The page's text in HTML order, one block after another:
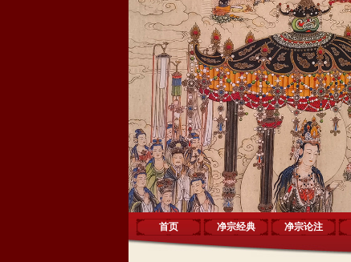
首页 净宗经典 净宗论注